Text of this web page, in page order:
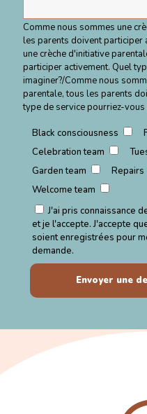
Comme nous sommes une
les parents doivent participer
une crèche d'initiative
participer activement. Quel
imaginer?/Comme nous
parentale, tous les parents
type de service pourriez-vous
Black consciousness
Celebration team
Garden team
Repairs
Welcome team
J'ai pris connaissance
et je l'accepte. J'accepte
soient enregistrées pour
demande.